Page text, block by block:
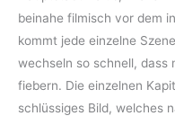
beinahe filmisch vor dem
kommt jede einzelne
wechseln so schnell, dass
fiebern. Die einzelnen
schlüssiges Bild, welches